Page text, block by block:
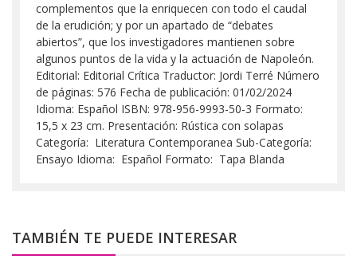
complementos que la enriquecen con todo el caudal
de la erudición; y por un apartado de “debates
abiertos”, que los investigadores mantienen sobre
algunos puntos de la vida y la actuación de Napoleón.
Editorial: Editorial Crítica Traductor: Jordi Terré Número
de páginas: 576 Fecha de publicación: 01/02/2024
Idioma: Español ISBN: 978-956-9993-50-3 Formato:
15,5 x 23 cm. Presentación: Rústica con solapas
Categoría: Literatura Contemporanea Sub-Categoría:
Ensayo Idioma: Español Formato: Tapa Blanda
TAMBIÉN TE PUEDE INTERESAR